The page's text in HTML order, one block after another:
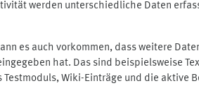
werden unterschiedliche Daten
es auch vorkommen, dass weitere
hat. Das sind beispielsweise
Wiki-Einträge und die